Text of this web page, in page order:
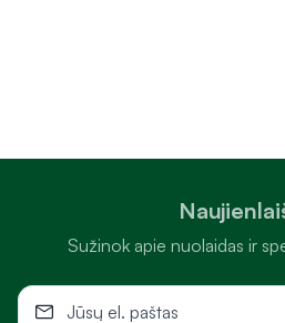
Sužinok apie nuolaidas ir